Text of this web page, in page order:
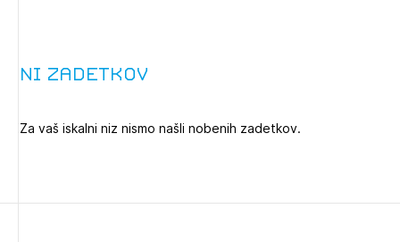
Ni zadetkov
Za vaš iskalni niz nismo našli nobenih zadetkov.